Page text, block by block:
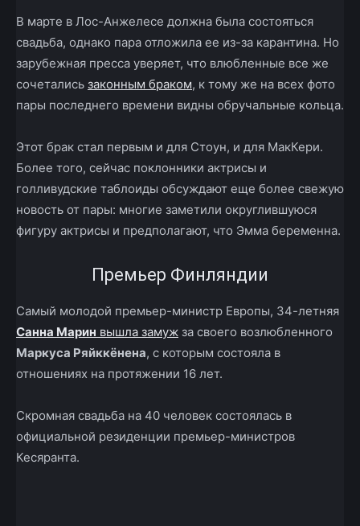
В марте в Лос-Анжелесе должна была состояться
свадьба, однако пара отложила ее из-за карантина. Но
зарубежная пресса уверяет, что влюбленные все же
сочетались законным браком, к тому же на всех фото
пары последнего времени видны обручальные кольца.
Этот брак стал первым и для Стоун, и для МакКери.
Более того, сейчас поклонники актрисы и
голливудские таблоиды обсуждают еще более свежую
новость от пары: многие заметили округлившуюся
фигуру актрисы и предполагают, что Эмма беременна.
Премьер Финляндии
Самый молодой премьер-министр Европы, 34-летняя
Санна Марин вышла замуж за своего возлюбленного
Маркуса Ряйккёнена, с которым состояла в
отношениях на протяжении 16 лет.
Скромная свадьба на 40 человек состоялась в
официальной резиденции премьер-министров
Кесяранта.